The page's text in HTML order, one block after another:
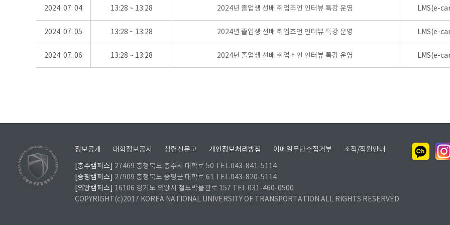
2024. 07. 04 13:28 ~ 13:28 2024년 졸업생 선배 취업조언 인터뷰 특강 운영 LMS(e-
2024. 07. 05 13:28 ~ 13:28 2024년 졸업생 선배 취업조언 인터뷰 특강 운영 LMS(e-
2024. 07. 06 13:28 ~ 13:28 2024년 졸업생 선배 취업조언 인터뷰 특강 운영 LMS(e-
정보공개 대학정보공시 청렴신문고 개인정보처리방침 이메일무단수집거부 조직/직원안내
[충주캠퍼스]
27469 충청북도 충주시 대학로 50 TEL.043-841-5114
[증평캠퍼스]
27909 충청북도 증평군 대학로 61 TEL.043-820-5114
[의왕캠퍼스]
16106 경기도 의왕시 철도박물관로 157 TEL.031-460-0500
COPYRIGHT(c)2017 KOREA NATIONAL UNIVERSITY OF TRANSPORTATION.ALL RIGHTS RESERVED